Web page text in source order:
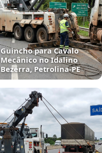
Guincho para Cavalo
Mecânico no Idalino
Bezerra, Petrolina‑PE